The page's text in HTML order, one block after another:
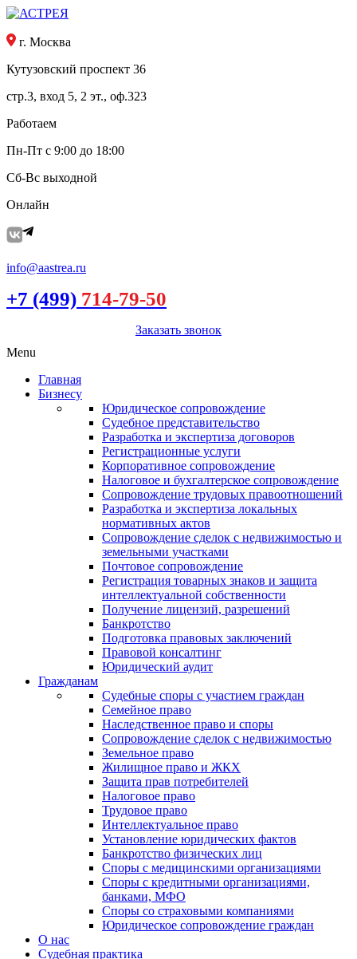
г. Москва
Кутузовский проспект 36
стр.3, вход 5, 2 эт., оф.323
Работаем
Пн-Пт с 9:00 до 18:00
Сб-Вс выходной
Онлайн
info@aastrea.ru
+7 (499) 714-79-50
Заказать звонок
Menu
Главная
Бизнесу
Юридическое сопровождение
Судебное представительство
Разработка и экспертиза договоров
Регистрационные услуги
Корпоративное сопровождение
Налоговое и бухгалтерское сопровождение
Сопровождение трудовых правоотношений
Разработка и экспертиза локальных
нормативных актов
Сопровождение сделок с недвижимостью и
земельными участками
Почтовое сопровождение
Регистрация товарных знаков и защита
интеллектуальной собственности
Получение лицензий, разрешений
Банкротство
Подготовка правовых заключений
Правовой консалтинг
Юридический аудит
Гражданам
Судебные споры с участием граждан
Семейное право
Наследственное право и споры
Сопровождение сделок с недвижимостью
Земельное право
Жилищное право и ЖКХ
Защита прав потребителей
Налоговое право
Трудовое право
Интеллектуальное право
Установление юридических фактов
Банкротство физических лиц
Споры с медицинскими организациями
Споры с кредитными организациями,
банками, МФО
Споры со страховыми компаниями
Юридическое сопровождение граждан
О нас
Судебная практика